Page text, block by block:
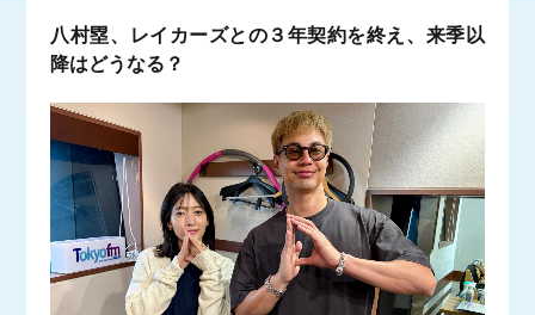
八村塁、レイカーズとの３年契約を終え、来季以
降はどうなる？